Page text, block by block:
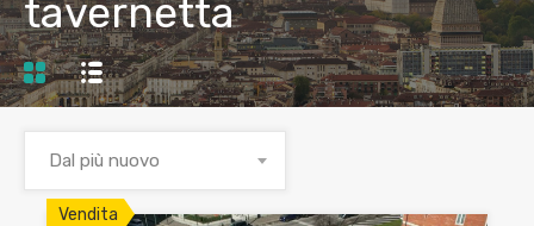
tavernetta
Dal più nuovo
Vendita